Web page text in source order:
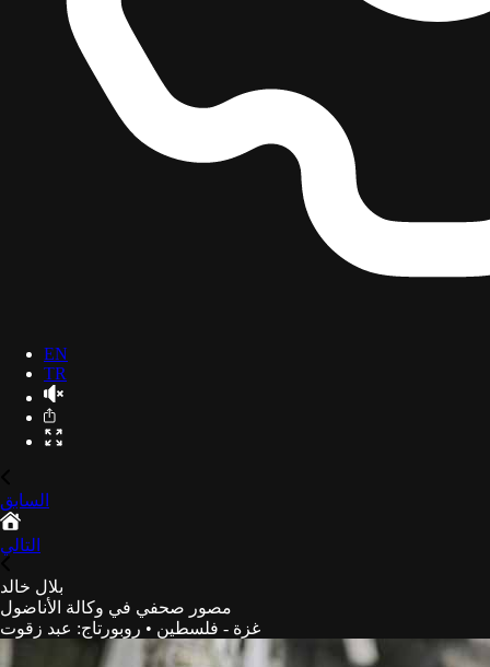
EN
TR
السابق
التالي
بلال خالد
مصور صحفي في وكالة الأناضول
غزة - فلسطين • روبورتاج: عبد زقوت